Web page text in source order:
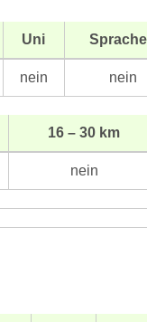
Uni
nein nein
16 – 30 km
nein